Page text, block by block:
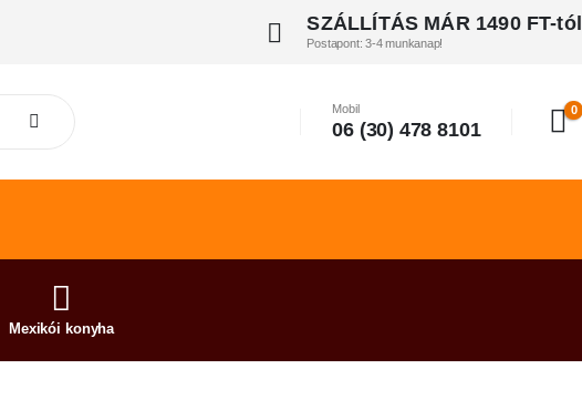
SZÁLLÍTÁS MÁR 1490 FT-tól
Postapont: 3-4 munkanap!
Mobil
06 (30) 478 8101
0
Mexikói konyha